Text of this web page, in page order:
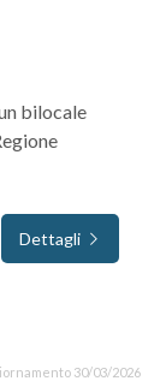
bilocale
Dettagli
30/03/2026